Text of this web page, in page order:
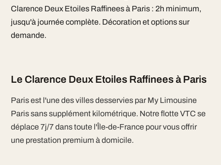
Clarence Deux Etoiles Raffinees à Paris : 2h minimum,
jusqu'à journée complète. Décoration et options sur
demande.
Le Clarence Deux Etoiles Raffinees à Paris
Paris est l'une des villes desservies par My Limousine
Paris sans supplément kilométrique. Notre flotte VTC se
déplace 7j/7 dans toute l'Île-de-France pour vous offrir
une prestation premium à domicile.